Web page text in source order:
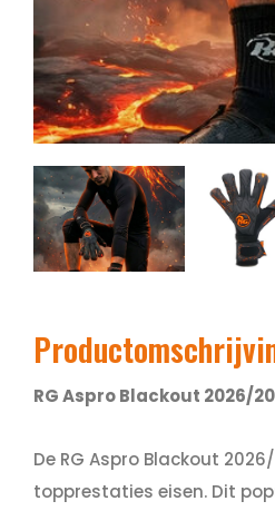
RG Aspro Blackout 2026/
De RG Aspro Blackout
topprestaties eisen. Dit